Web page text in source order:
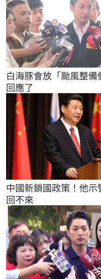
白海豚會放「颱風整備
回應了
中國新鎖國政策！他
回不來